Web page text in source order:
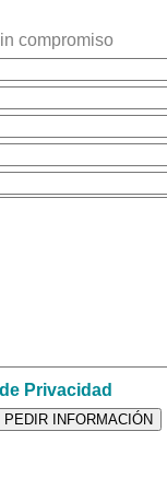
compromiso
Privacidad